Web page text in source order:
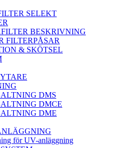
SELEKT
BESKRIVNING
FILTERPÅSAR
& SKÖTSEL
DMS
DMCE
DME
för UV-anläggning